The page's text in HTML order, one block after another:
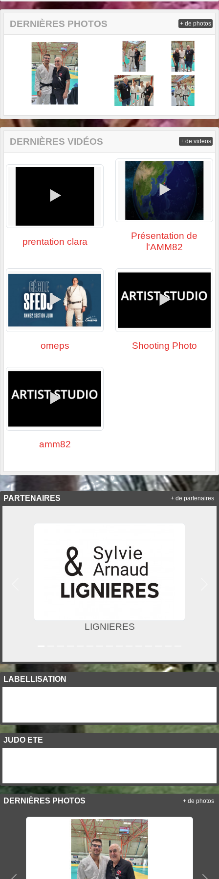
DERNIÈRES PHOTOS + de photos
DERNIÈRES VIDÉOS
prentation clara
Présentation de
l'AMM82
omeps Shooting Photo
amm82
+ de videos
PARTENAIRES
LIGNIERES
+ de partenaires
LABELLISATION
JUDO ETE
DERNIÈRES PHOTOS + de photos